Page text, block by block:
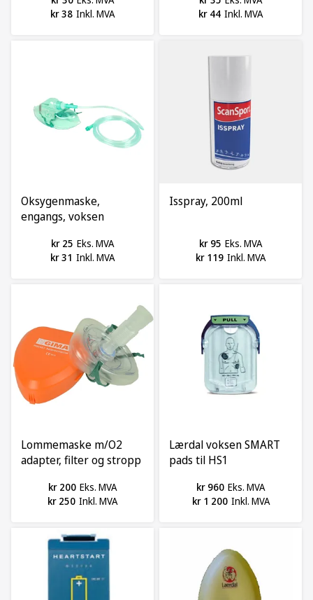
kr 38 Inkl. MVA
kr 44 Inkl. MVA
Oksygenmaske,
engangs, voksen
kr 25 Eks. MVA
kr 31 Inkl. MVA
Isspray, 200ml
kr 95 Eks. MVA
kr 119 Inkl. MVA
Lommemaske m/O2
adapter, filter og stropp
kr 200 Eks. MVA
kr 250 Inkl. MVA
Lærdal voksen SMART
pads til HS1
kr 960 Eks. MVA
kr 1 200 Inkl. MVA